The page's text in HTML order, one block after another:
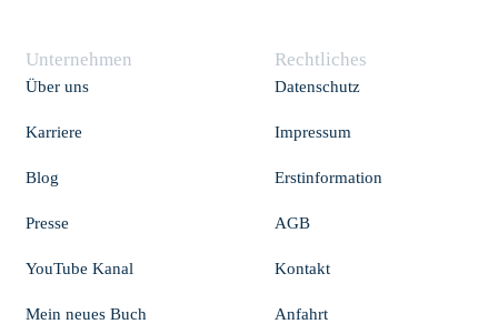
Unternehmen
Über uns
Karriere
Blog
Presse
YouTube Kanal
Mein neues Buch
Rechtliches
Datenschutz
Impressum
Erstinformation
AGB
Kontakt
Anfahrt